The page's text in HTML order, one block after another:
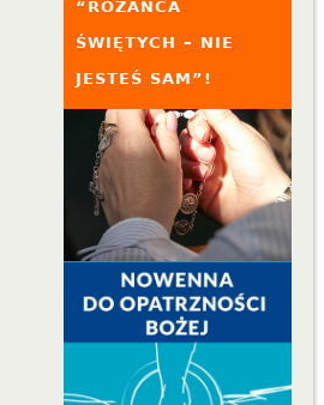
“RÓŻAŃCA
ŚWIĘTYCH – NIE
JESTEŚ SAM”!